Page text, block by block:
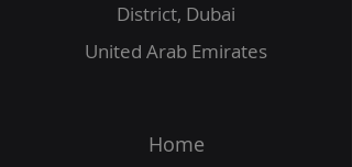
District, Dubai
United Arab Emirates
Home